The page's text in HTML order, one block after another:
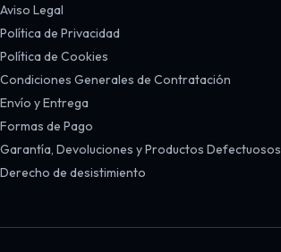
Aviso Legal
Política de Privacidad
Política de Cookies
Condiciones Generales de Contratación
Envío y Entrega
Formas de Pago
Garantía, Devoluciones y Productos Defectuosos
Derecho de desistimiento